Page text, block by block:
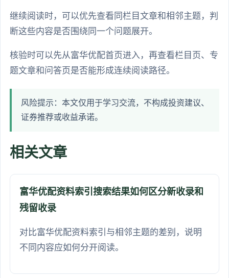
继续阅读时，可以优先查看同栏目文章和相邻主题，判
断这些内容是否围绕同一个问题展开。
核验时可以先从富华优配首页进入，再查看栏目页、专
题文章和问答页是否能形成连续阅读路径。
风险提示：本文仅用于学习交流，不构成投资建议、
证券推荐或收益承诺。
相关文章
富华优配资料索引搜索结果如何区分新收录和
残留收录
对比富华优配资料索引与相邻主题的差别，说明
不同内容应如何分开阅读。